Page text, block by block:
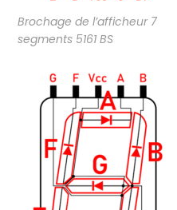
Brochage de l’afficheur 7
segments 5161 BS